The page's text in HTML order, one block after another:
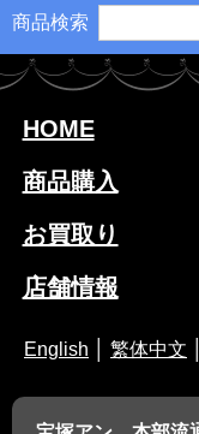
商品検索
HOME
商品購入
お買取り
店舗情報
English 繁体中文